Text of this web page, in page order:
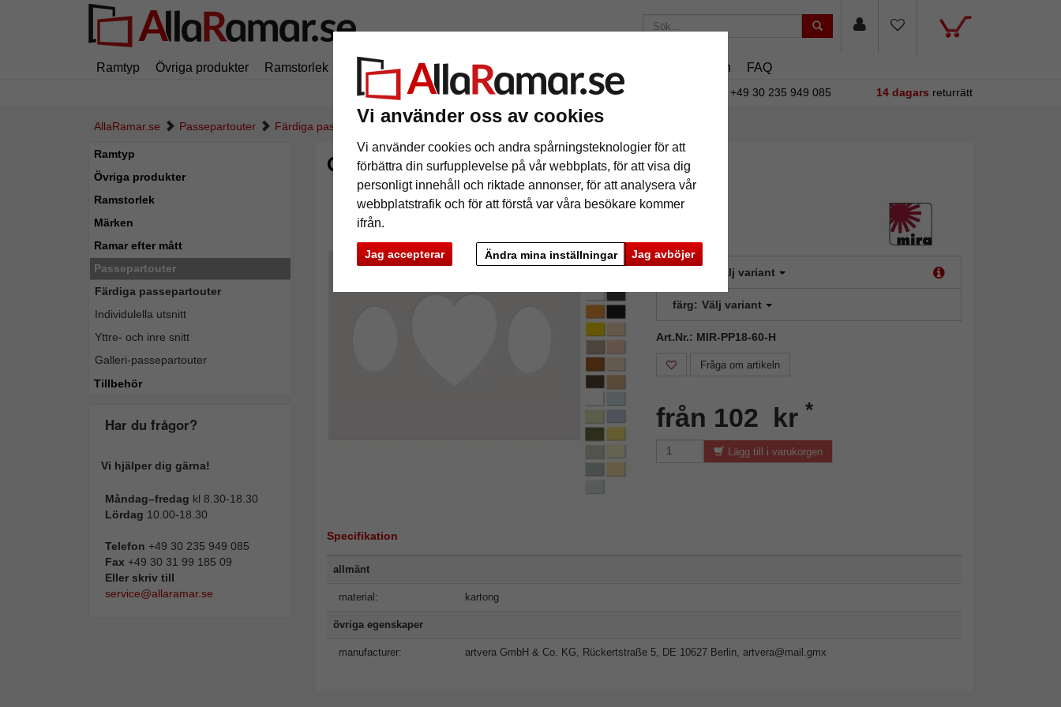
Vi använder oss av cookies
Vi använder cookies och andra spårningsteknologier för att
förbättra din surfupplevelse på vår webbplats, för att visa dig
personligt innehåll och riktade annonser, för att analysera vår
webbplatstrafik och för att förstå var våra besökare kommer
ifrån.
Jag accepterar Jag avböjer
Ändra mina inställningar
Ramtyp Övriga produkter Ramstorlek Märken Ramar efter mått Magasin FAQ
195 kri leveranskostnad.Oavsett hur mycket du beställer. +49 30 235 949 085 14 dagars returrätt
AllaRamar.se Passepartouter Färdiga passepartouter Galleri passepartout 30x40 cm
Ramtyp
Övriga produkter
Ramstorlek
Märken
Ramar efter mått
Passepartouter
Färdiga passepartouter
Individulella utsnitt
Yttre- och inre snitt
Galleri-passepartouter
Tillbehör
Har du frågor?
Vi hjälper dig gärna!
Måndag–fredag kl 8.30-18.30
Lördag 10.00-18.30
Telefon +49 30 235 949 085
Fax +49 30 31 99 185 09
Eller skriv till
service@allaramar.se
Galleri passepartout 30x40 cm
Välj variant
färg: Välj variant
Art.Nr.: MIR-PP18-60-H
Fråga om artikeln
från 102 kr *
Lägg till i varukorgen
Specifikation
allmänt
material: kartong
övriga egenskaper
manufacturer: artvera GmbH & Co. KG, Rückertstraße 5, DE 10627 Berlin, artvera@mail.gmx